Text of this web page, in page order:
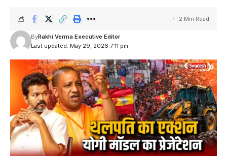
Last updated: May 29, 2026 7:11 pm
ByRakhi Verma Executive Editor
2 Min Read